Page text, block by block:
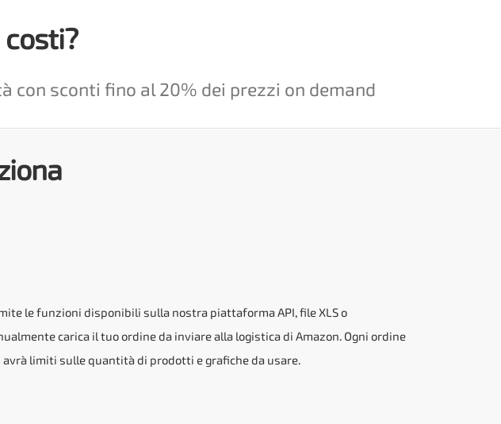
costi?
con sconti fino al 20% dei prezzi on demand
le funzioni disponibili sulla nostra piattaforma API, file XLS o
carica il tuo ordine da inviare alla logistica di Amazon. Ogni ordine
avrà limiti sulle quantità di prodotti e grafiche da usare.